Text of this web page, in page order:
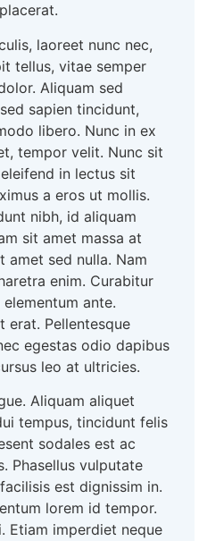
laoreet nunc nec,
tellus, vitae semper
Aliquam sed
sapien tincidunt,
libero. Nunc in ex
tempor velit. Nunc sit
in lectus sit
a eros ut mollis.
nibh, id aliquam
sit amet massa at
amet sed nulla. Nam
enim. Curabitur
ante.
erat. Pellentesque
egestas odio dapibus
leo at ultricies.
Aliquam aliquet
tempus, tincidunt felis
sodales est ac
Phasellus vulputate
est dignissim in.
lorem id tempor.
Etiam imperdiet neque